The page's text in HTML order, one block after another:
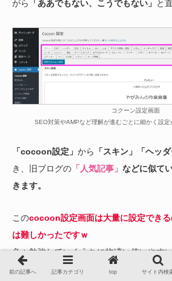
がら
「ああでもない、こうでもない」 と
コクーン設定画面
SEO対策やAMPなど理解が進むごとに細かく設
「cocoon設定」 から 「スキン」「ヘッダ
き、旧ブログの 「人気記事」 などに似て
きます。
このcocoon設定画面は大量に設定でき
は難しかったですｗ
色々勉強していくうちに物凄い使いやす
そりゃ人気出るわ！！と納得。
前の記事へ 記事カテゴリ top サイト内検